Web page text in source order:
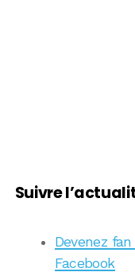
Suivre
Devenez
Facebook